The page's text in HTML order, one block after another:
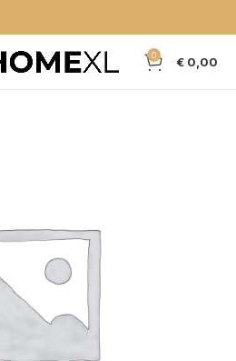
0 € 0,00